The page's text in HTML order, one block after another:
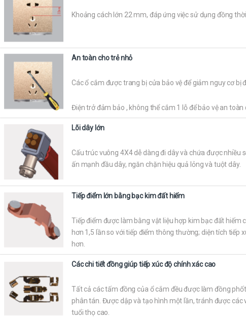
Khoảng cách lớn 22 mm, đáp ứng việc sử dụng đồng
An toàn cho trẻ nhỏ
Các ổ cắm được trang bị cửa bảo vệ để giảm nguy cơ bị
Điện trở đảm bảo , không thể cắm 1 lỗ để bảo vệ an toàn
Lõi dây lớn
Cấu trúc vuông 4X4 dễ dàng đi dây và chứa được nhiều
ấn mạnh đầu dây, ngăn chặn hiệu quả lỏng và tuột dây.
Tiếp điểm lớn bằng bạc kim đất hiếm
Tiếp điểm được làm bằng vật liệu hợp kim bạc đất hiếm
hơn 1,5 lần so với tiếp điểm thông thường; diện tích tiếp
hơn.
Các chi tiết đồng giúp tiếp xúc độ chính xác cao
Tất cả các tấm đồng của ổ cắm đều được làm đồng
phân tán. Được dập và tạo hình một lần, tránh được các
tuổi thọ cao.